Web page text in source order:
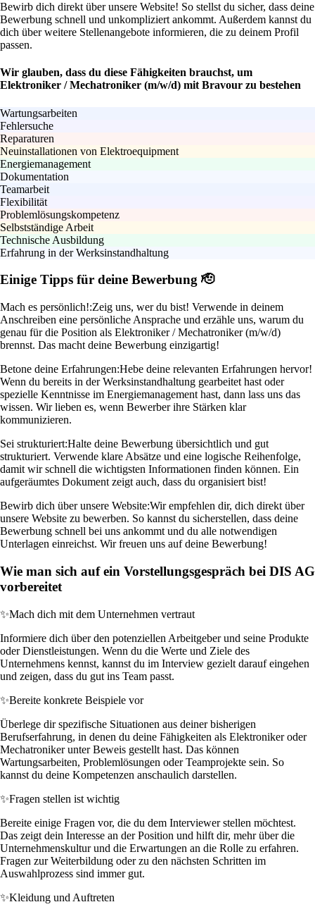
Bewirb dich direkt über unsere Website! So stellst du sicher, dass deine
Bewerbung schnell und unkompliziert ankommt. Außerdem kannst du
dich über weitere Stellenangebote informieren, die zu deinem Profil
passen.
Wir glauben, dass du diese Fähigkeiten brauchst, um
Elektroniker / Mechatroniker (m/w/d) mit Bravour zu bestehen
Wartungsarbeiten
Fehlersuche
Reparaturen
Neuinstallationen von Elektroequipment
Energiemanagement
Dokumentation
Teamarbeit
Flexibilität
Problemlösungskompetenz
Selbstständige Arbeit
Technische Ausbildung
Erfahrung in der Werksinstandhaltung
Einige Tipps für deine Bewerbung 🫡
Mach es persönlich!:Zeig uns, wer du bist! Verwende in deinem
Anschreiben eine persönliche Ansprache und erzähle uns, warum du
genau für die Position als Elektroniker / Mechatroniker (m/w/d)
brennst. Das macht deine Bewerbung einzigartig!
Betone deine Erfahrungen:Hebe deine relevanten Erfahrungen hervor!
Wenn du bereits in der Werksinstandhaltung gearbeitet hast oder
spezielle Kenntnisse im Energiemanagement hast, dann lass uns das
wissen. Wir lieben es, wenn Bewerber ihre Stärken klar
kommunizieren.
Sei strukturiert:Halte deine Bewerbung übersichtlich und gut
strukturiert. Verwende klare Absätze und eine logische Reihenfolge,
damit wir schnell die wichtigsten Informationen finden können. Ein
aufgeräumtes Dokument zeigt auch, dass du organisiert bist!
Bewirb dich über unsere Website:Wir empfehlen dir, dich direkt über
unsere Website zu bewerben. So kannst du sicherstellen, dass deine
Bewerbung schnell bei uns ankommt und du alle notwendigen
Unterlagen einreichst. Wir freuen uns auf deine Bewerbung!
Wie man sich auf ein Vorstellungsgespräch bei DIS AG
vorbereitet
✨Mach dich mit dem Unternehmen vertraut
Informiere dich über den potenziellen Arbeitgeber und seine Produkte
oder Dienstleistungen. Wenn du die Werte und Ziele des
Unternehmens kennst, kannst du im Interview gezielt darauf eingehen
und zeigen, dass du gut ins Team passt.
✨Bereite konkrete Beispiele vor
Überlege dir spezifische Situationen aus deiner bisherigen
Berufserfahrung, in denen du deine Fähigkeiten als Elektroniker oder
Mechatroniker unter Beweis gestellt hast. Das können
Wartungsarbeiten, Problemlösungen oder Teamprojekte sein. So
kannst du deine Kompetenzen anschaulich darstellen.
✨Fragen stellen ist wichtig
Bereite einige Fragen vor, die du dem Interviewer stellen möchtest.
Das zeigt dein Interesse an der Position und hilft dir, mehr über die
Unternehmenskultur und die Erwartungen an die Rolle zu erfahren.
Fragen zur Weiterbildung oder zu den nächsten Schritten im
Auswahlprozess sind immer gut.
✨Kleidung und Auftreten